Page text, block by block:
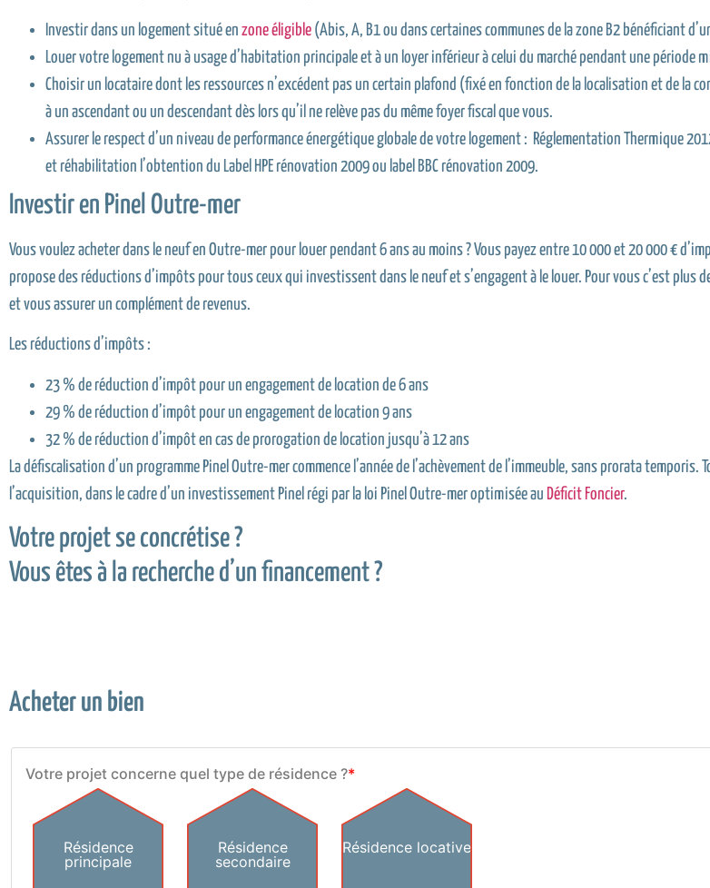
Investir dans un logement situé en zone éligible (Abis, A, B1 ou dans certaines communes de la zone B2 bénéficiant
Louer votre logement nu à usage d’habitation principale et à un loyer inférieur à celui du marché pendant une période
Choisir un locataire dont les ressources n’excédent pas un certain plafond (fixé en fonction de la localisation et de la
à un ascendant ou un descendant dès lors qu’il ne relève pas du même foyer fiscal que vous.
Assurer le respect d’un niveau de performance énergétique globale de votre logement : Réglementation Thermique
et réhabilitation l’obtention du Label HPE rénovation 2009 ou label BBC rénovation 2009.
Investir en Pinel Outre-mer
Vous voulez acheter dans le neuf en Outre-mer pour louer pendant 6 ans au moins ? Vous payez entre 10 000 et 20 000 €
propose des réductions d’impôts pour tous ceux qui investissent dans le neuf et s’engagent à le louer. Pour vous c’est
et vous assurer un complément de revenus.
Les réductions d’impôts :
23 % de réduction d’impôt pour un engagement de location de 6 ans
29 % de réduction d’impôt pour un engagement de location 9 ans
32 % de réduction d’impôt en cas de prorogation de location jusqu’à 12 ans
La défiscalisation d’un programme Pinel Outre-mer commence l’année de l’achèvement de l’immeuble, sans prorata
l’acquisition, dans le cadre d’un investissement Pinel régi par la loi Pinel Outre-mer optimisée au Déficit Foncier.
Votre projet se concrétise ?
Vous êtes à la recherche d’un financement ?
Acheter un bien
Votre projet concerne quel type de résidence ?*
Résidence
principale
Résidence
secondaire
Résidence locative